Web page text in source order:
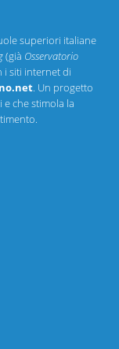
superiori italiane
(già Osservatorio
i siti internet di
. Un progetto
e che stimola la